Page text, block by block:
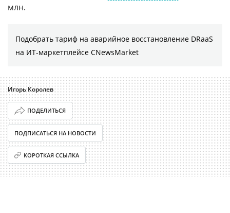
млн.
Подобрать тариф на аварийное восстановление DRaaS
на ИТ-маркетплейсе CNewsMarket
Игорь Королев
ПОДЕЛИТЬСЯ
ПОДПИСАТЬСЯ НА НОВОСТИ
КОРОТКАЯ ССЫЛКА